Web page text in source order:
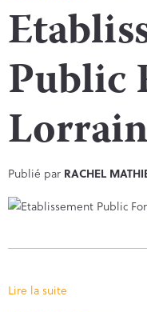
Public
Publié par RACHEL
Lire la suite